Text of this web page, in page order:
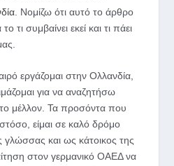
. Νομίζω ότι αυτό το άρθρο
τι συμβαίνει εκεί και τι πάει
εργάζομαι στην Ολλανδία,
για να αναζητήσω
μέλλον. Τα προσόντα που
είμαι σε καλό δρόμο
γλώσσας και ως κάτοικος της
στον γερμανικό ΟΑΕΔ να